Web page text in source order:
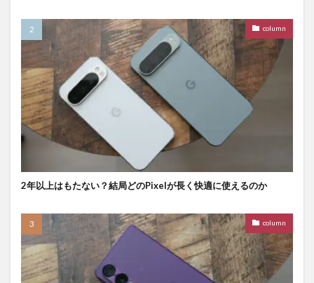
column
2年以上はもたない？結局どのPixelが長く快適に使えるのか
column